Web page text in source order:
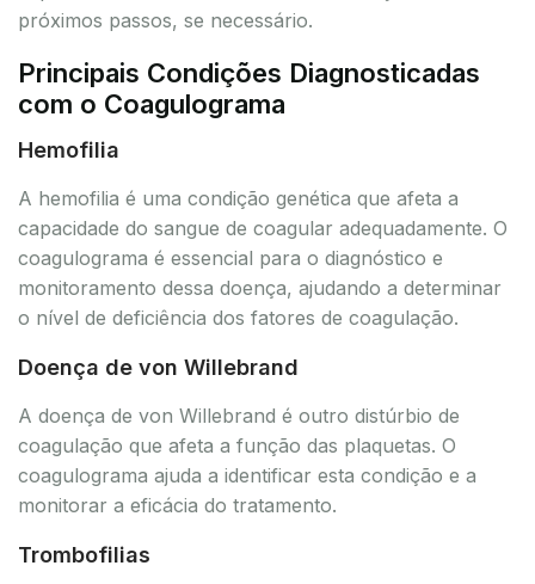
próximos passos, se necessário.
Principais Condições Diagnosticadas
com o Coagulograma
Hemofilia
A hemofilia é uma condição genética que afeta a
capacidade do sangue de coagular adequadamente. O
coagulograma é essencial para o diagnóstico e
monitoramento dessa doença, ajudando a determinar
o nível de deficiência dos fatores de coagulação.
Doença de von Willebrand
A doença de von Willebrand é outro distúrbio de
coagulação que afeta a função das plaquetas. O
coagulograma ajuda a identificar esta condição e a
monitorar a eficácia do tratamento.
Trombofilias